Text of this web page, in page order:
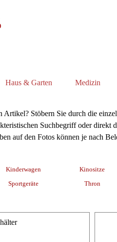
Haus & Garten Medizin
Artikel? Stöbern Sie durch die
Suchbegriff oder direkt
auf den Fotos können je nach
Kinderwagen Kinositze
Sportgeräte Thron